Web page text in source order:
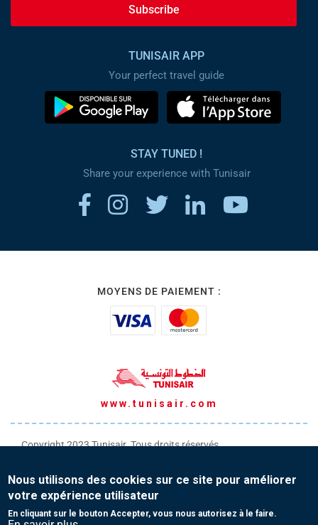
Subscribe
TUNISAIR APP
Your perfect travel guide
STAY TUNED !
Share your experience with Tunisair
MOYENS DE PAIEMENT :
www.tunisair.com
Copyright 2023 Tunisair. Tous droits réservés
Conditions générales de Vente
Protection de vos données personnelles
Nous utilisons des cookies sur ce site pour améliorer
votre expérience utilisateur
En cliquant sur le bouton Accepter, vous nous autorisez à le faire.